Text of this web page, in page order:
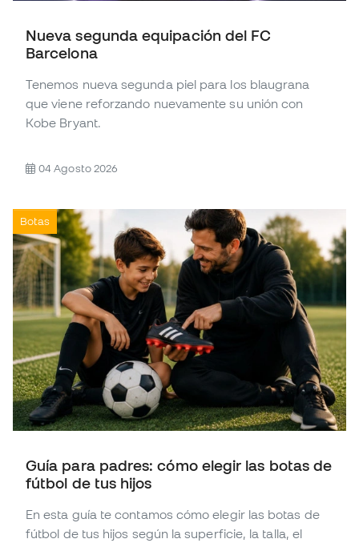
Nueva segunda equipación del FC
Barcelona
Tenemos nueva segunda piel para los blaugrana
que viene reforzando nuevamente su unión con
Kobe Bryant.
04 Agosto 2026
Botas
Guía para padres: cómo elegir las botas de
fútbol de tus hijos
En esta guía te contamos cómo elegir las botas de
fútbol de tus hijos según la superficie, la talla, el